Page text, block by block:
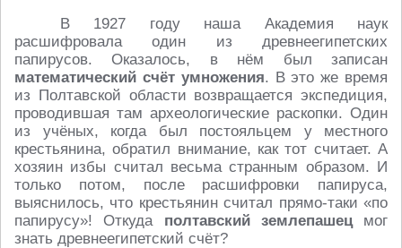
В 1927 году наша Академия наук
расшифровала один из древнеегипетских
папирусов. Оказалось, в нём был записан
математический счёт умножения. В это же время
из Полтавской области возвращается экспедиция,
проводившая там археологические раскопки. Один
из учёных, когда был постояльцем у местного
крестьянина, обратил внимание, как тот считает. А
хозяин избы считал весьма странным образом. И
только потом, после расшифровки папируса,
выяснилось, что крестьянин считал прямо-таки «по
папирусу»! Откуда полтавский землепашецмог
знать древнеегипетский счёт?